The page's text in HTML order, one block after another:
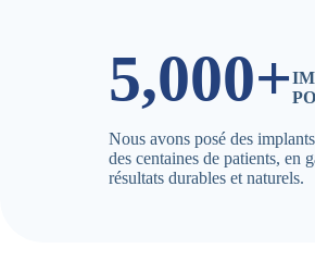
5,000+
Nous avons posé des
des centaines de patients, en
résultats durables et naturels.